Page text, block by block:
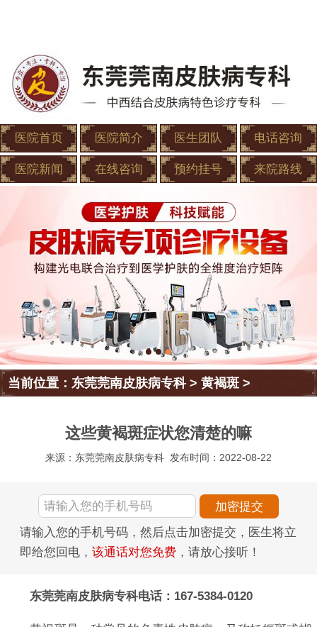
医院首页 医院简介 医生团队 电话咨询
医院新闻 在线咨询 预约挂号 来院路线
当前位置：东莞莞南皮肤病专科>黄褐斑 >
这些黄褐斑症状您清楚的嘛
来源：东莞莞南皮肤病专科 发布时间：2022-08-22
请输入您的手机号码，然后点击加密提交，医生将立
即给您回电， 该通话对您免费 ，请放心接听！
东莞莞南皮肤病专科电话：167-5384-0120